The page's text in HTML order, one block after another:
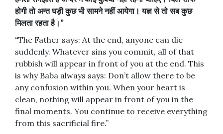
होगी तो अन्त घड़ी कुछ भी सामने नहीं आयेगा। यज्ञ से तो सब कुछ
मिलता रहता है। ”
“The Father says: At the end, anyone can die
suddenly. Whatever sins you commit, all of that
rubbish will appear in front of you at the end. This
is why Baba always says: Don’t allow there to be
any confusion within you. When your heart is
clean, nothing will appear in front of you in the
final moments. You continue to receive everything
from this sacrificial fire.”